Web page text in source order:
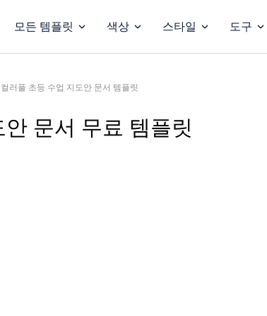
모든 템플릿 색상 스타일 도구
컬러풀 초등 수업 지도안 문서 템플릿
문서 무료 템플릿